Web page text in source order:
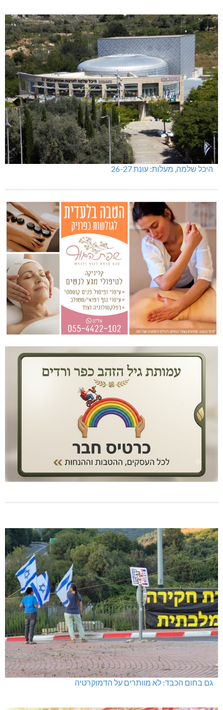
מכבי מעלות: 13 מדליות באליפות ישראל
היכל שלמה, מעלות: עונת 26-27